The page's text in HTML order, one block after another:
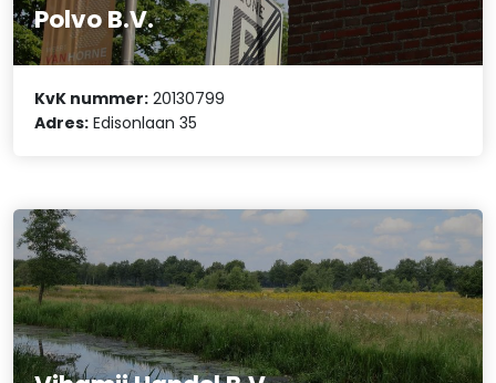
Polvo B.V.
KvK nummer: 20130799
Adres: Edisonlaan 35